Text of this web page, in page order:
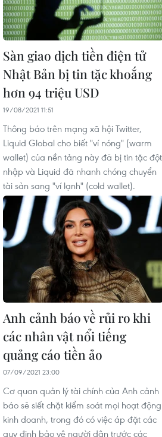
Sàn giao dịch tiền điện tử
Nhật Bản bị tin tặc khoắng
hơn 94 triệu USD
19/08/2021 11:51
Thông báo trên mạng xã hội Twitter,
Liquid Global cho biết "ví nóng" (warm
wallet) của nền tảng này đã bị tin tặc đột
nhập và Liquid đã nhanh chóng chuyển
tài sản sang "ví lạnh" (cold wallet).
Anh cảnh báo về rủi ro khi
các nhân vật nổi tiếng
quảng cáo tiền ảo
07/09/2021 23:00
Cơ quan quản lý tài chính của Anh cảnh
báo sẽ siết chặt kiểm soát mọi hoạt động
kinh doanh, trong đó có việc áp đặt các
quy định bảo vệ người dân trước các